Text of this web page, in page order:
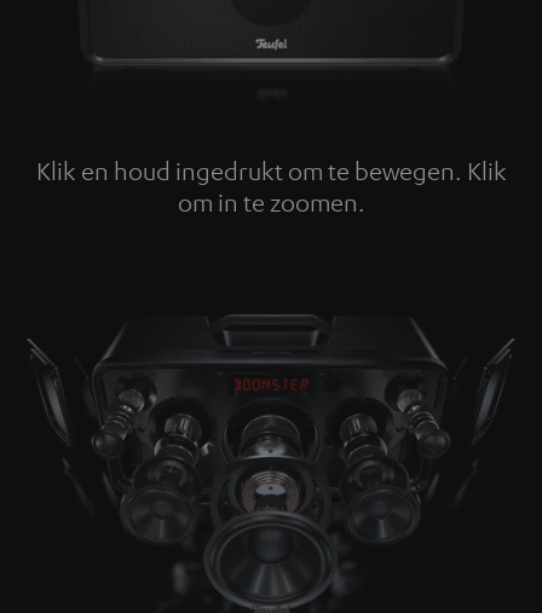
Klik en houd ingedrukt om te bewegen. Klik
om in te zoomen.
Tap to zoom